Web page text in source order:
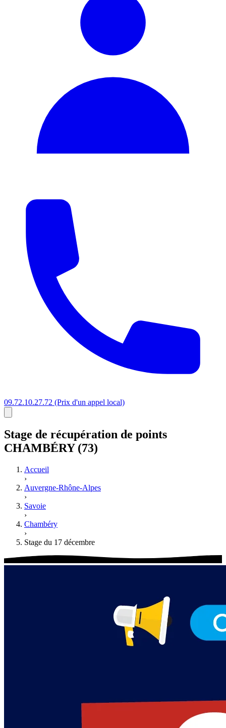
09.72.10.27.72 (Prix d'un appel local)
Stage de récupération de points
CHAMBÉRY (73)
Accueil
›
Auvergne-Rhône-Alpes
›
Savoie
›
Chambéry
›
Stage du 17 décembre